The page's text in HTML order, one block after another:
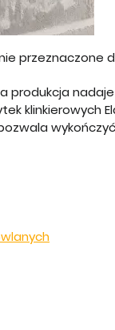
produkcja
klinkierowych